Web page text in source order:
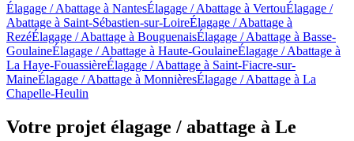
Élagage / Abattage à NantesÉlagage / Abattage à VertouÉlagage /
Abattage à Saint-Sébastien-sur-LoireÉlagage / Abattage à
RezéÉlagage / Abattage à BouguenaisÉlagage / Abattage à Basse-
GoulaineÉlagage / Abattage à Haute-GoulaineÉlagage / Abattage à
La Haye-FouassièreÉlagage / Abattage à Saint-Fiacre-sur-
MaineÉlagage / Abattage à MonnièresÉlagage / Abattage à La
Chapelle-Heulin
Votre projet élagage / abattage à Le